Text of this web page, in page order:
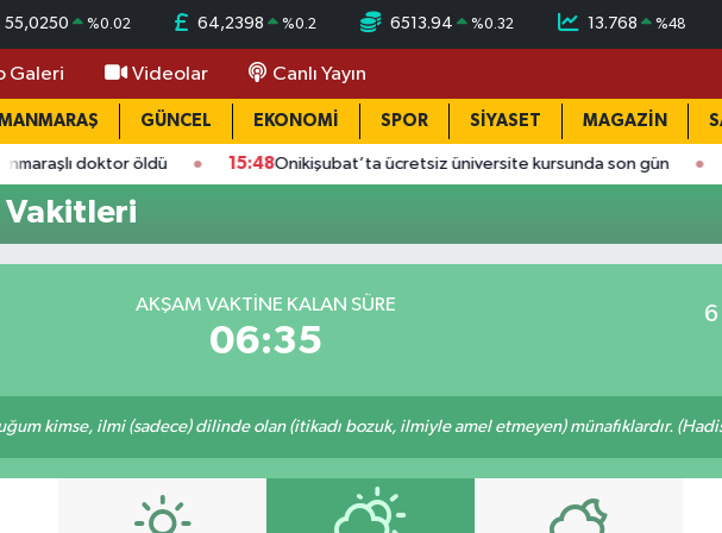
55,0250 %0.02 64,2398 %0.2 6513.94 %0.32 13.768 %48
Galeri Videolar Canlı Yayın
GÜNCEL EKONOMİ SPOR SİYASET MAGAZİN
öldü 15:48Onikişubat’ta ücretsiz üniversite kursunda son gün 14:46
Vakitleri
AKŞAM VAKTINE KALAN SÜRE
06:34
kimse, ilmi (sadece) dilinde olan (itikadı bozuk, ilmiyle amel etmeyen) münafıklardır.